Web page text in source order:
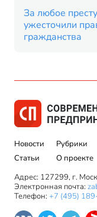
За любое
ужесточили
гражданства
Новости
Статьи
Рубрики
О проекте
Адрес: 127299, г.
Электронная почта:
Телефон: +7 (495)